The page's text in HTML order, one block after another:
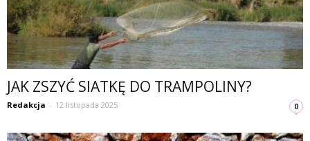
JAK ZSZYĆ SIATKĘ DO TRAMPOLINY?
Redakcja - 12 listopada 2025 0